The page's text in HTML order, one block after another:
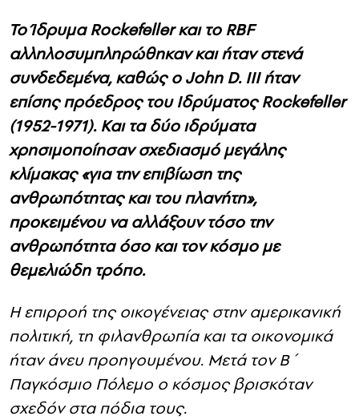
Το Ίδρυμα Rockefeller και το RBF
αλληλοσυμπληρώθηκαν και ήταν στενά
συνδεδεμένα, καθώς ο John D. III ήταν
επίσης πρόεδρος του Ιδρύματος Rockefeller
(1952-1971). Και τα δύο ιδρύματα
χρησιμοποίησαν σχεδιασμό μεγάλης
κλίμακας «για την επιβίωση της
ανθρωπότητας και του πλανήτη»,
προκειμένου να αλλάξουν τόσο την
ανθρωπότητα όσο και τον κόσμο με
θεμελιώδη τρόπο.
Η επιρροή της οικογένειας στην αμερικανική
πολιτική, τη φιλανθρωπία και τα οικονομικά
ήταν άνευ προηγουμένου. Μετά τον Β΄
Παγκόσμιο Πόλεμο ο κόσμος βρισκόταν
σχεδόν στα πόδια τους.